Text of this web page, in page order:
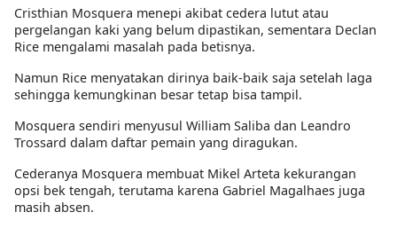
Cristhian Mosquera menepi akibat cedera lutut atau
pergelangan kaki yang belum dipastikan, sementara Declan
Rice mengalami masalah pada betisnya.
Namun Rice menyatakan dirinya baik-baik saja setelah laga
sehingga kemungkinan besar tetap bisa tampil.
Mosquera sendiri menyusul William Saliba dan Leandro
Trossard dalam daftar pemain yang diragukan.
Cederanya Mosquera membuat Mikel Arteta kekurangan
opsi bek tengah, terutama karena Gabriel Magalhaes juga
masih absen.